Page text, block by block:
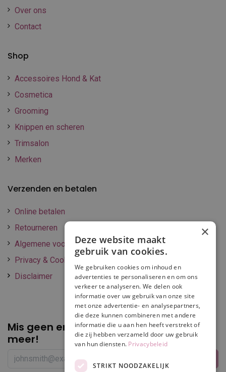
Over ons
Contact
Shop
Accessoires Hond & Kat
Cosmetica
Grooming
Knippen en scheren
Trimsalon
Merken
Verzenden en betalen
Online betalen
Retourneren
Algemene voorwaarden
Privacy & Cookie policy
Disclaimer
Mis geen enkelepromotie of korting
meer!
×
Deze website maakt
gebruik van cookies.
We gebruiken cookies om inhoud en
advertenties te personaliseren en om ons
verkeer te analyseren. We delen ook
informatie over uw gebruik van onze site
met onze advertentie- en analysepartners,
die deze kunnen combineren met andere
informatie die u aan hen heeft verstrekt of
die zij hebben verzameld door uw gebruik
van hun diensten. Privacybeleid
STRIKT NOODZAKELIJK